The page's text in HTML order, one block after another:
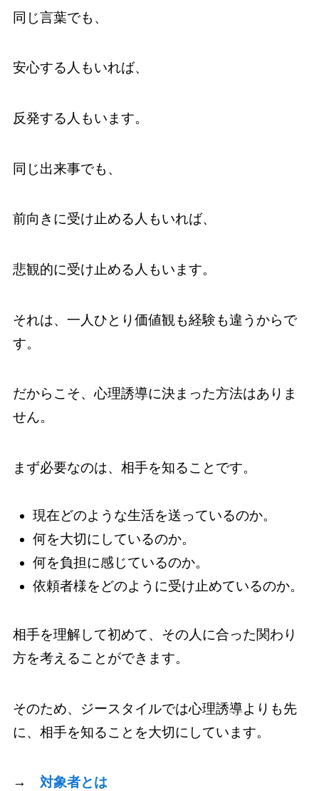
同じ言葉でも、
安心する人もいれば、
反発する人もいます。
同じ出来事でも、
前向きに受け止める人もいれば、
悲観的に受け止める人もいます。
それは、一人ひとり価値観も経験も違うからで
す。
だからこそ、心理誘導に決まった方法はありま
せん。
まず必要なのは、相手を知ることです。
現在どのような生活を送っているのか。
何を大切にしているのか。
何を負担に感じているのか。
依頼者様をどのように受け止めているのか。
相手を理解して初めて、その人に合った関わり
方を考えることができます。
そのため、ジースタイルでは心理誘導よりも先
に、相手を知ることを大切にしています。
→ 対象者とは